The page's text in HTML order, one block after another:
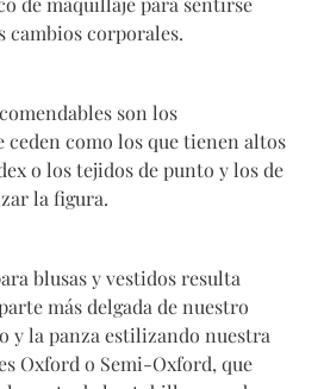
cambios corporales.
son los
ceden como los que tienen altos
o los tejidos de punto y los de
la figura.
blusas y vestidos resulta
más delgada de nuestro
y la panza estilizando nuestra
Oxford o Semi-Oxford, que